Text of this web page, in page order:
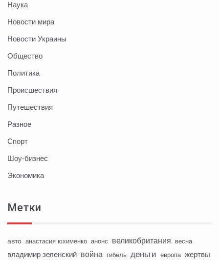
Наука
Новости мира
Новости Украины
Общество
Политика
Происшествия
Путешествия
Разное
Спорт
Шоу-бизнес
Экономика
Метки
авто анастасия юхименко анонс великобритания весна
владимир зеленский война гибель деньги европа жертвы